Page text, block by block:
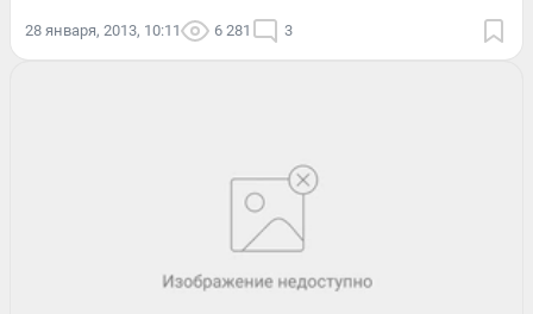
28 января, 2013, 10:11 6 281 3